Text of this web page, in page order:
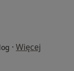
· Więcej